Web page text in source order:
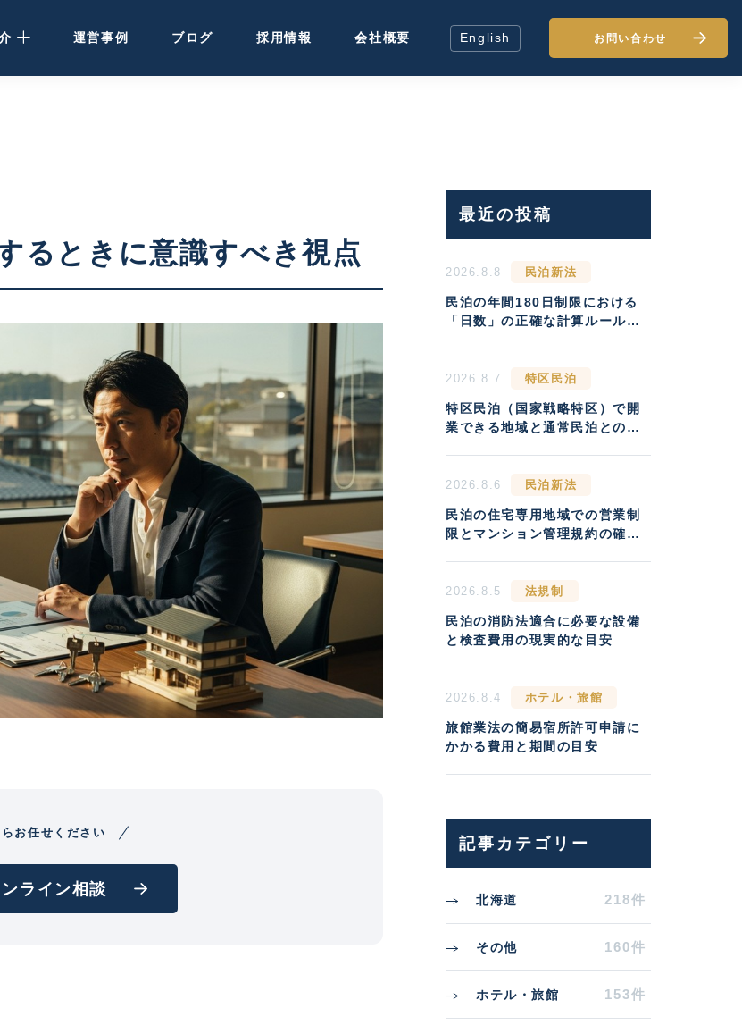
営代行
活用
運営事例 ブログ 採用情報 会社概要 English お問い合わせ
るときに意識すべき視点
お任せください
ライン相談
最近の投稿
2026.8.8 民泊新法
民泊の年間180日制限における
「日数」の正確な計算ルールと
2026.8.7 特区民泊
特区民泊（国家戦略特区）で開
業できる地域と通常民泊との収
2026.8.6 民泊新法
民泊の住宅専用地域での営業制
限とマンション管理規約の確認
2026.8.5 法規制
民泊の消防法適合に必要な設備
と検査費用の現実的な目安
2026.8.4 ホテル・旅館
旅館業法の簡易宿所許可申請に
かかる費用と期間の目安
記事カテゴリー
北海道 218件
その他 160件
ホテル・旅館 153件